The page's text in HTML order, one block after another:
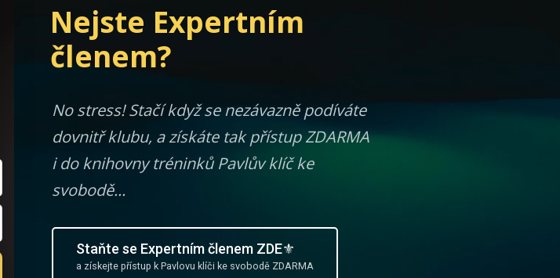
Nejste Expertním
členem?
No stress! Stačí když se nezávazně podíváte
dovnitř klubu, a získáte tak přístup ZDARMA
i do knihovny tréninků Pavlův klíč ke
svobodě...
Staňte se Expertním členem ZDE⚜️
a získejte přístup k Pavlovu klíči ke svobodě ZDARMA